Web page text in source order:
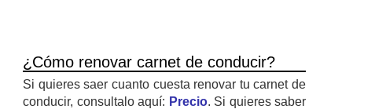
¿Cómo renovar carnet de conducir?
Si quieres saer cuanto cuesta renovar tu carnet de
conducir, consultalo aquí: Precio. Si quieres saber